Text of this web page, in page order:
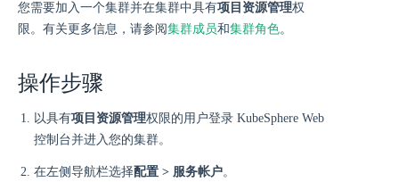
您需要加入一个集群并在集群中具有项目资源管理权
限。有关更多信息，请参阅集群成员和集群角色。
操作步骤
以具有项目资源管理权限的用户登录 KubeSphere Web
控制台并进入您的集群。
在左侧导航栏选择配置 > 服务帐户。